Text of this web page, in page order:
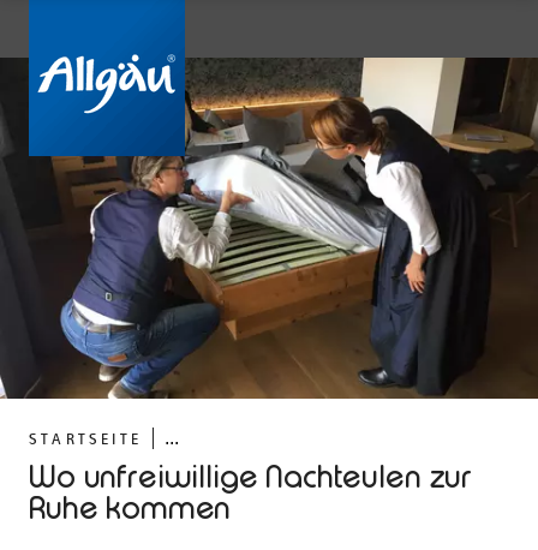
STARTSEITE ...
Wo unfreiwillige Nachteulen zur
Ruhe kommen